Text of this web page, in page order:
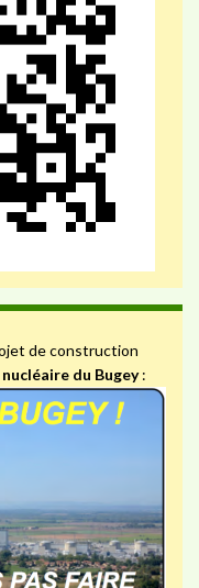
de construction
du Bugey: